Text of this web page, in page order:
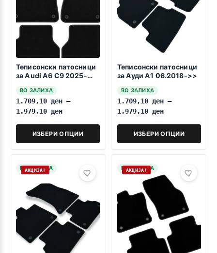
Теписонски патосници
за Audi A6 C9 2025-
ВО ЗАЛИХА
1.709,10 ден –
1.979,10 ден
ИЗБЕРИ ОПЦИИ
Теписонски патосници
за Ауди А1 06.2018->>
ВО ЗАЛИХА
1.709,10 ден –
1.979,10 ден
ИЗБЕРИ ОПЦИИ
НА ЗАЛИХА
АКЦИЈА! НА ЗАЛИХА
АКЦИЈА!